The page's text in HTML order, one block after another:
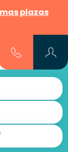
plazas